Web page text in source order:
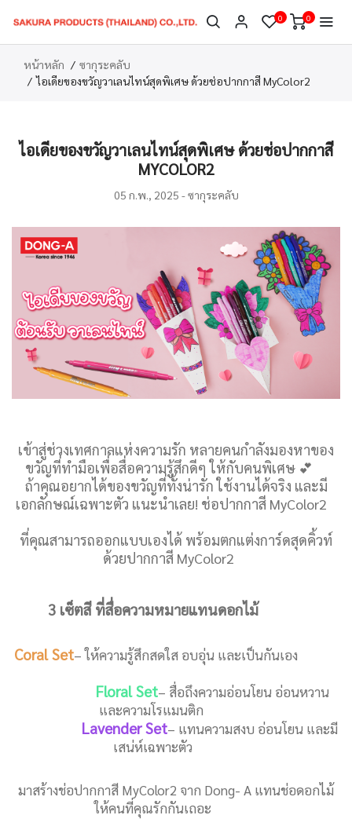
0 0
หน้าหลัก
ซากุระคลับ
ไอเดียของขวัญวาเลนไทน์สุดพิเศษ ด้วยช่อปากกาสี MyColor2
ไอเดียของขวัญวาเลนไทน์สุดพิเศษ ด้วยช่อปากกาสี
MYCOLOR2
05 ก.พ., 2025 -ซากุระคลับ
เข้าสู่ช่วงเทศกาลแห่งความรัก หลายคนกำลังมองหาของ
ขวัญที่ทำมือเพื่อสื่อความรู้สึกดีๆ ให้กับคนพิเศษ 💕
ถ้าคุณอยากได้ของขวัญที่ทั้งน่ารัก ใช้งานได้จริง และมี
เอกลักษณ์เฉพาะตัว แนะนำเลย! ช่อปากกาสี MyColor2
ที่คุณสามารถออกแบบเองได้ พร้อมตกแต่งการ์ดสุดคิ้วท์
ด้วยปากกาสี MyColor2
3 เซ็ตสี ที่สื่อความหมายแทนดอกไม้
Coral Set– ให้ความรู้สึกสดใส อบอุ่น และเป็นกันเอง
Floral Set– สื่อถึงความอ่อนโยน อ่อนหวาน
และความโรแมนติก
Lavender Set– แทนความสงบ อ่อนโยน และมี
เสน่ห์เฉพาะตัว
มาสร้างช่อปากกาสี MyColor2 จาก Dong- A แทนช่อดอกไม้
ให้คนที่คุณรักกันเถอะ